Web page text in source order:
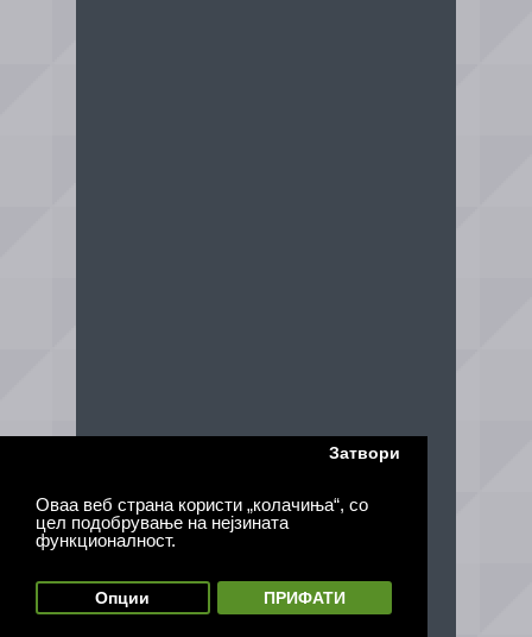
Оваа веб страна користи „колачиња“, со
цел подобрување на нејзината
функционалност.
Затвори
Опции ПРИФАТИ